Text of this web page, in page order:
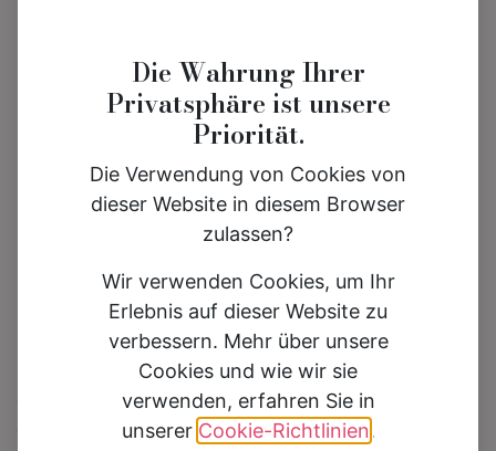
Brautkleid Nika+Ruffles
Die Wahrung Ihrer
Privatsphäre ist unsere
Priorität.
Die Verwendung von Cookies von
dieser Website in diesem Browser
zulassen?
Wir verwenden Cookies, um Ihr
Erlebnis auf dieser Website zu
verbessern. Mehr über unsere
Cookies und wie wir sie
verwenden, erfahren Sie in
unserer Cookie-Richtlinien.